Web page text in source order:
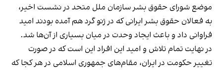
موضع شورای حقوق بشر سازمان ملل متحد در نشست اخیر،
به فعالان حقوق بشر ایرانی که در ژنو گرد هم آمده‌ بودند امید
فراوانی داد و باعث ایجاد وحدت در میان بسیاری از آن‌ها شد.
در نهایت تمام تلاش و امید این افراد این است که در صورت
تغییر حکومت در ایران، مقام‌های جمهوری اسلامی در هر کجا که